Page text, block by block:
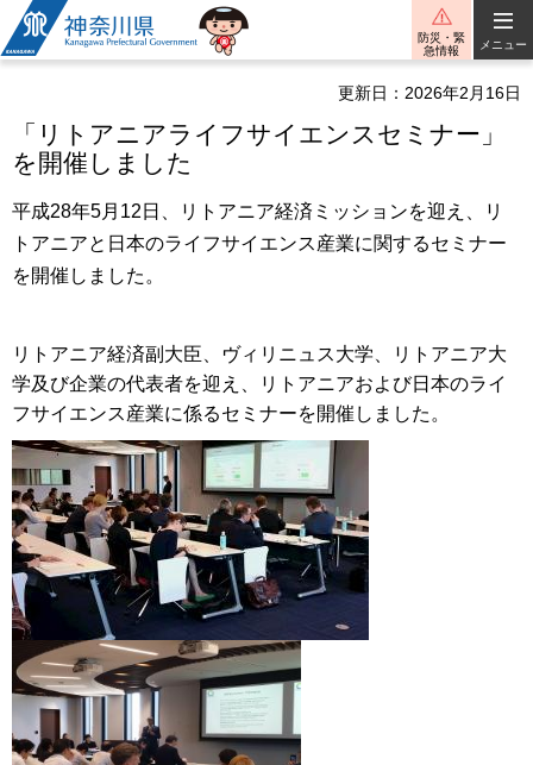
神奈川県
防災・緊
急情報
メニュー
更新日：2026年2月16日
「リトアニアライフサイエンスセミナー」
を開催しました
平成28年5月12日、リトアニア経済ミッションを迎え、リ
トアニアと日本のライフサイエンス産業に関するセミナー
を開催しました。
リトアニア経済副大臣、ヴィリニュス大学、リトアニア大
学及び企業の代表者を迎え、リトアニアおよび日本のライ
フサイエンス産業に係るセミナーを開催しました。